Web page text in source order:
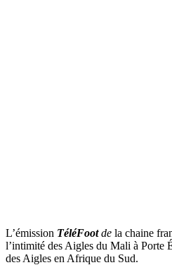
L’émission TéléFootde la chaine
l’intimité des Aigles du Mali à Porte
des Aigles en Afrique du Sud.